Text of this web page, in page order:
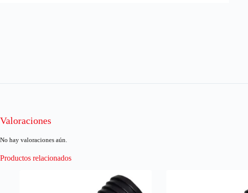
Valoraciones
No hay valoraciones aún.
Productos relacionados